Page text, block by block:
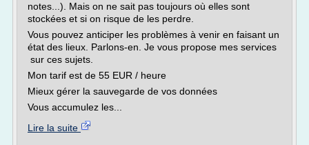
notes...). Mais on ne sait pas toujours où elles sont
stockées et si on risque de les perdre.
Vous pouvez anticiper les problèmes à venir en faisant un
état des lieux. Parlons-en. Je vous propose mes services
sur ces sujets.
Mon tarif est de 55 EUR / heure
Mieux gérer la sauvegarde de vos données
Vous accumulez les...
Lire la suite